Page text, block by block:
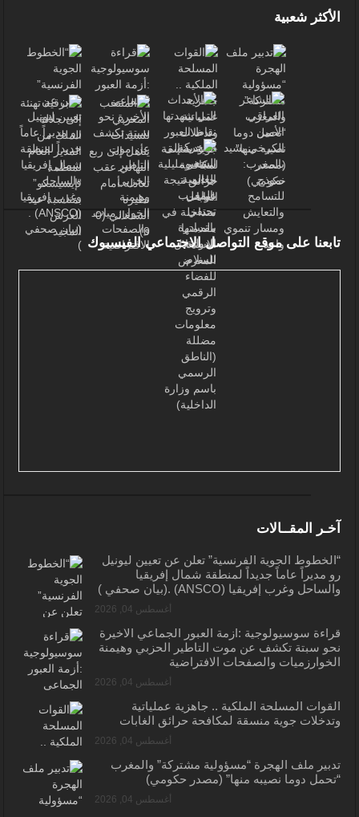
الأكثر شعبية
تابعنا على موقع التواصل الاجتماعي الفيسبوك
آخـر المقــالات
“الخطوط الجوية الفرنسية” تعلن عن تعيين ليونيل
رو مديراً عاماً جديداً لمنطقة شمال إفريقيا
والساحل وغرب إفريقيا (ANSCO) .(بيان صحفي )
أغسطس 04, 2026
قراءة سوسيولوجية :أزمة العبور الجماعي الأخيرة
نحو سبتة تكشف عن موت التاطير الحزبي وهيمنة
الخوارزميات والصفحات الافتراضية
أغسطس 04, 2026
القوات المسلحة الملكية .. جاهزية عملياتية
وتدخلات جوية منسقة لمكافحة حرائق الغابات
أغسطس 04, 2026
تدبير ملف الهجرة “مسؤولية مشتركة” والمغرب
“تحمل دوما نصيبه منها” (مصدر حكومي)
أغسطس 04, 2026